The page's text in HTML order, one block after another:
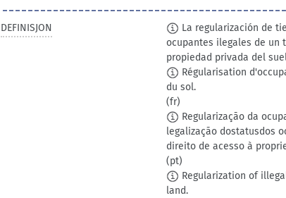
DEFINISJON
La regularización de
ocupantes ilegales de un
propiedad privada del
Régularisation
du sol.
(fr)
Regularização da
legalização dostatusdos
direito de acesso à
(pt)
Regularization of
land.